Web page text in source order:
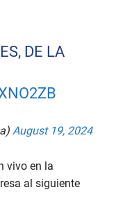
DE LA
August 19, 2024
vivo en la
al siguiente